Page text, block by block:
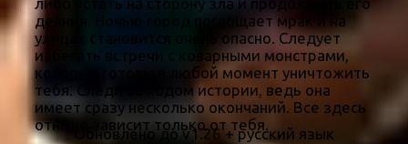
деяния. Ночью город поглощает мрак и на
улицах становится очень опасно. Следует
избегать встречи с коварными монстрами,
которые готовы в любой момент уничтожить
тебя. Следи за ходом истории, ведь она
имеет сразу несколько окончаний. Все здесь
отныне зависит только от тебя.
Обновлено до v1.26 + русский язык